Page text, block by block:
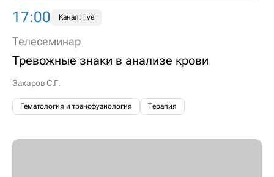
17:00 Канал: live
Телесеминар
Тревожные знаки в анализе крови
Захаров С.Г.
Гематология и трансфузиология Терапия